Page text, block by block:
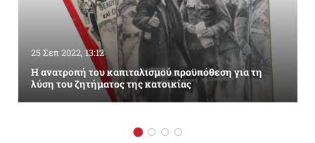
25 Σεπ 2022, 13:12
Η ανατροπή του καπιταλισμού προϋπόθεση για τη
λύση του ζητήματος της κατοικίας